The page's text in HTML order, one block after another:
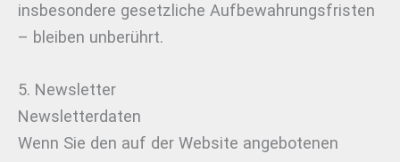
insbesondere gesetzliche Aufbewahrungsfristen
– bleiben unberührt.
5. Newsletter
Newsletter­daten
Wenn Sie den auf der Website angebotenen